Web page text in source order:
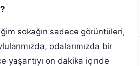
sokağın sadece görüntüleri,
odalarımızda bir
yaşantıyı on dakika içinde